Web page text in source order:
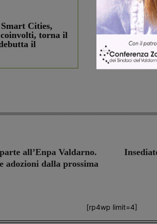
Cities,
torna il
il
all’Enpa Valdarno.
adozioni dalla prossima
[rp4wp limit=4]